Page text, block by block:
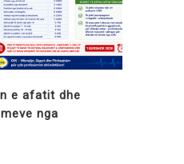
e afatit dhe
nga